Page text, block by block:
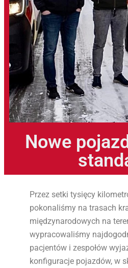
Nowe
Przez setki tysięcy
pokonaliśmy na trasach
międzynarodowych na
wypracowaliśmy
pacjentów i zespołów
konfiguracje pojazdów, w